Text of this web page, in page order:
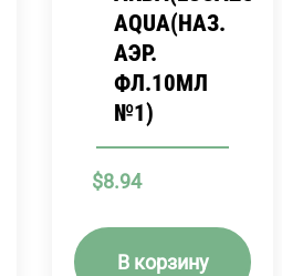
AQUA(НАЗ.
АЭР.
ФЛ.10МЛ
№1)
$8.94
В корзину